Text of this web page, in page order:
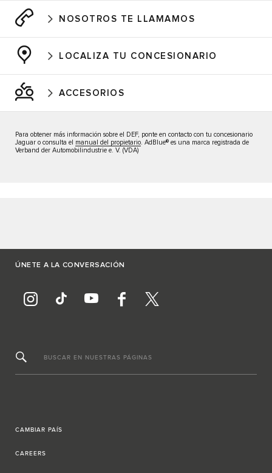
NOSOTROS TE LLAMAMOS
LOCALIZA TU CONCESIONARIO
ACCESORIOS
Para obtener más información sobre el DEF, ponte en contacto con tu concesionario
Jaguar o consulta el manual del propietario . AdBlue® es una marca registrada de
Verband der Automobilindustrie e. V. (VDA)
ÚNETE A LA CONVERSACIÓN
BUSCAR EN NUESTRAS PÁGINAS
CAMBIAR PAÍS
CAREERS